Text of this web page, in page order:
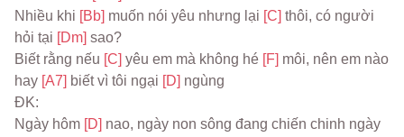
Nhiều khi [Bb] muốn nói yêu nhưng lại [C] thôi, có người
hỏi tại [Dm] sao?
Biết rằng nếu [C] yêu em mà không hé [F] môi, nên em nào
hay [A7] biết vì tôi ngại [D] ngùng
ĐK:
Ngày hôm [D] nao, ngày non sông đang chiến chinh ngày